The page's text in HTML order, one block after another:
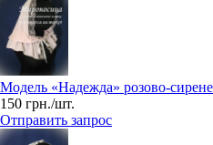
Модель «Надежда» розово-
150 грн./шт.
Отправить запрос